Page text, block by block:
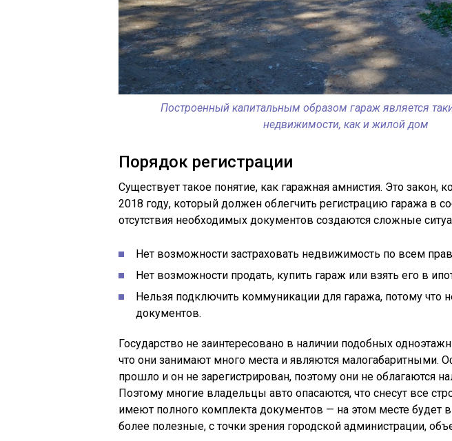
Построенный капитальным образом гараж является
недвижимости, как и жилой дом
Порядок регистрации
Существует такое понятие, как гаражная амнистия. Это закон,
2018 году, который должен облегчить регистрацию гаража в
отсутствия необходимых документов создаются сложные
Нет возможности застраховать недвижимость по всем
Нет возможности продать, купить гараж или взять его в
Нельзя подключить коммуникации для гаража, потому что
документов.
Государство не заинтересовано в наличии подобных
что они занимают много места и являются малогабаритными.
прошло и он не зарегистрирован, поэтому они не облагаются
Поэтому многие владельцы авто опасаются, что снесут все
имеют полного комплекта документов — на этом месте будет
более полезные, с точки зрения городской администрации,